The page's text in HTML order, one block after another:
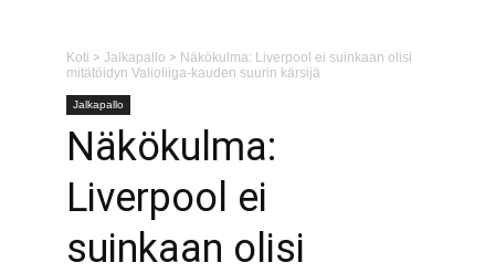
Koti > Jalkapallo > Näkökulma: Liverpool ei suinkaan olisi
mitätöidyn Valioliiga-kauden suurin kärsijä
Jalkapallo
Näkökulma:
Liverpool ei
suinkaan olisi